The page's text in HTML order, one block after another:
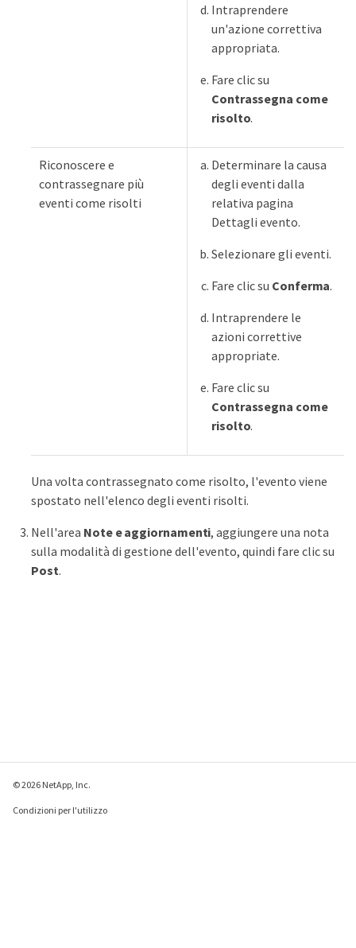
Intraprendere
un'azione correttiva
appropriata.
Fare clic su
Contrassegna come
risolto.
Riconoscere e
contrassegnare più
eventi come risolti
Determinare la causa
degli eventi dalla
relativa pagina
Dettagli evento.
Selezionare gli eventi.
Fare clic su Conferma.
Intraprendere le
azioni correttive
appropriate.
Fare clic su
Contrassegna come
risolto.
Una volta contrassegnato come risolto, l'evento viene
spostato nell'elenco degli eventi risolti.
Nell'area Note e aggiornamenti, aggiungere una nota
sulla modalità di gestione dell'evento, quindi fare clic su
Post.
© 2026 NetApp, Inc.
Condizioni per l'utilizzo